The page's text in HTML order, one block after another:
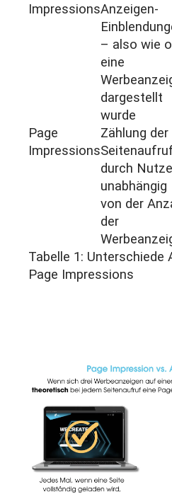
ImpressionsAnzeigen-
– also wie
eine
dargestellt
wurde
Page
Impressions
Zählung der
durch
unabhängig
von der
der
Tabelle 1: Unterschiede
Page Impressions